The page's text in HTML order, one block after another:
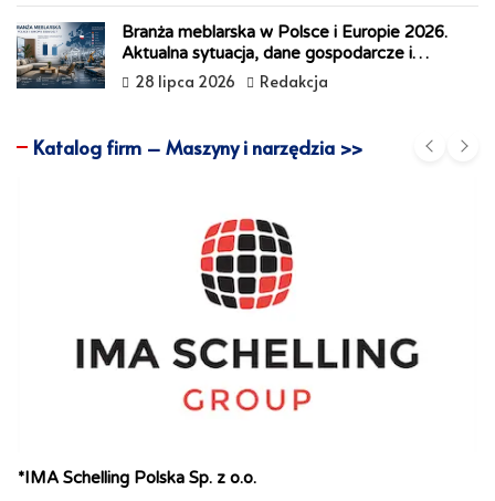
Branża meblarska w Polsce i Europie 2026.
Aktualna sytuacja, dane gospodarcze i
prognozy na 2027 rok
28 lipca 2026 Redakcja
Katalog firm – Maszyny i narzędzia >>
*IMA Schelling Polska Sp. z o.o.